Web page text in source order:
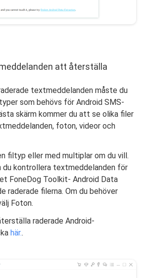
att återställa
textmeddelanden måste du
som behövs för Android SMS-
skärm kommer du att se olika filer
foton, videor och
filtyp eller med multiplar om du vill.
du kontrollera textmeddelanden för
FoneDog Toolkit- Android Data
raderade filerna. Om du behöver
Foton.
raderade Android-
här..